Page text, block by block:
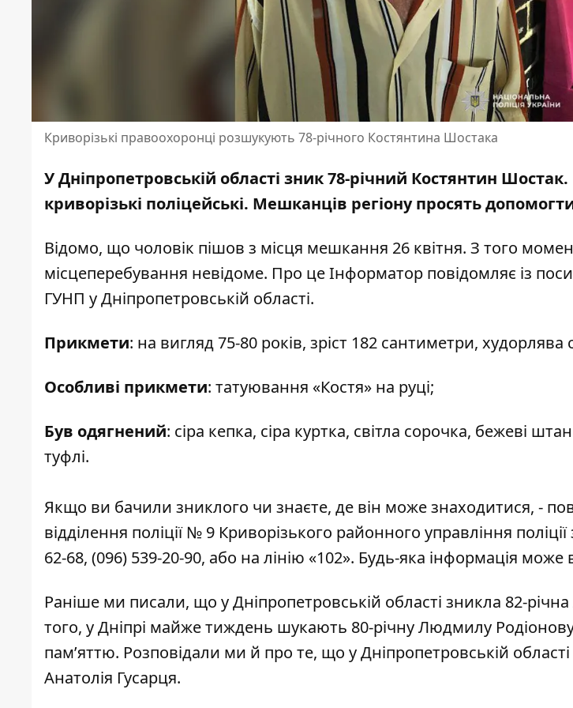
Криворізькі правоохоронці розшукують 78-річного Костянтина Шостака
У Дніпропетровській області зник 78-річний Костянтин
криворізькі поліцейські. Мешканців регіону просять
Відомо, що чоловік пішов з місця мешкання 26 квітня. З того
місцеперебування невідоме. Про це Інформатор повідомляє із
ГУНП у Дніпропетровській області.
Прикмети: на вигляд 75-80 років, зріст 182 сантиметри, худорлява
Особливі прикмети: татуювання «Костя» на руці;
Був одягнений: сіра кепка, сіра куртка, світла сорочка, бежеві
туфлі.
Якщо ви бачили зниклого чи знаєте, де він може знаходитися, -
відділення поліції № 9 Криворізького районного управління
62-68, (096) 539-20-90, або на лінію «102». Будь-яка інформація
Раніше ми писали, що у Дніпропетровській області зникла 82-
того, у Дніпрі майже тиждень шукають 80-річну Людмилу Родіонову
пам’яттю. Розповідали ми й про те, що у Дніпропетровській області
Анатолія Гусарця.